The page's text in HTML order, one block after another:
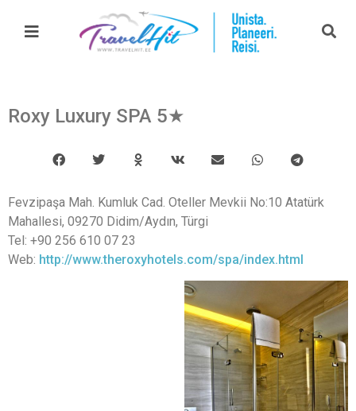
Roxy Luxury SPA 5★
Fevzipaşa Mah. Kumluk Cad. Oteller Mevkii No:10 Atatürk
Mahallesi, 09270 Didim/Aydın, Türgi
Tel: +90 256 610 07 23
Web: http://www.theroxyhotels.com/spa/index.html